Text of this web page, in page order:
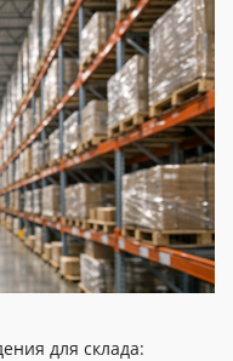
для склада: